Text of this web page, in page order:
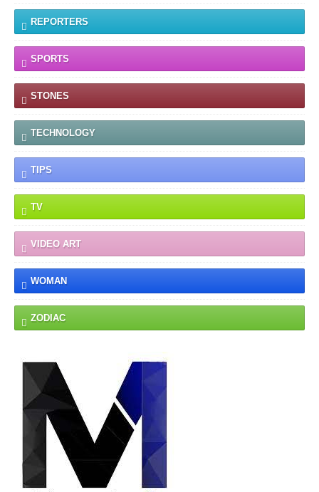
REPORTERS
SPORTS
STONES
TECHNOLOGY
TIPS
TV
VIDEO ART
WOMAN
ZODIAC